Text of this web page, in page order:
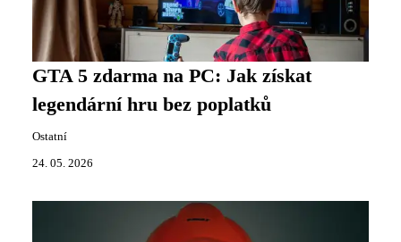
GTA 5 zdarma na PC: Jak získat
legendární hru bez poplatků
Ostatní
24. 05. 2026